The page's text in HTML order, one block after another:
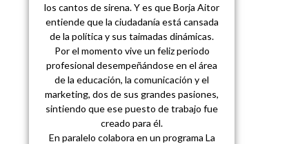
los cantos de sirena. Y es que Borja Aitor
entiende que la ciudadanía está cansada
de la política y sus taimadas dinámicas.
Por el momento vive un feliz periodo
profesional desempeñándose en el área
de la educación, la comunicación y el
marketing, dos de sus grandes pasiones,
sintiendo que ese puesto de trabajo fue
creado para él.
En paralelo colabora en un programa La